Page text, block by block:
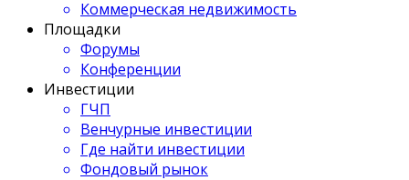
Коммерческая недвижимость
Площадки
Форумы
Конференции
Инвестиции
ГЧП
Венчурные инвестиции
Где найти инвестиции
Фондовый рынок